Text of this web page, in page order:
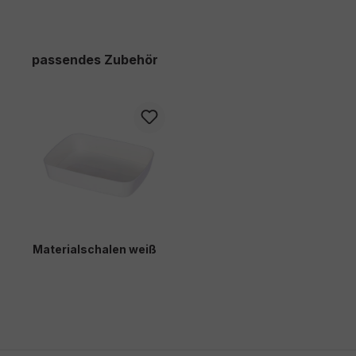
Produktgalerie überspringen
passendes Zubehör
Materialschalen weiß